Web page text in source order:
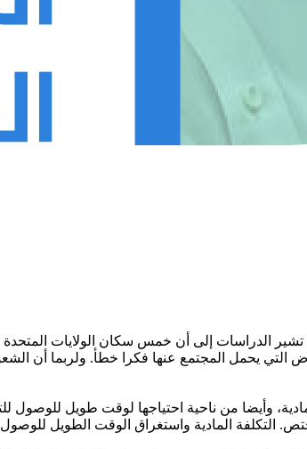
الدراسات إلى أن خمس سكان الولايات
التي يحمل المجتمع عنها فكرا خطأ. ولربما
وأيضا من ناحية احتياجها لوقت طويل